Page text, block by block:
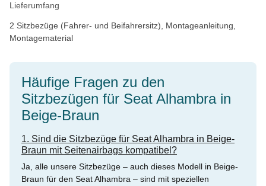
Lieferumfang
2 Sitzbezüge (Fahrer- und Beifahrersitz), Montageanleitung,
Montagematerial
Häufige Fragen zu den
Sitzbezügen für Seat Alhambra in
Beige-Braun
1. Sind die Sitzbezüge für Seat Alhambra in Beige-
Braun mit Seitenairbags kompatibel?
Ja, alle unsere Sitzbezüge – auch dieses Modell in Beige-
Braun für den Seat Alhambra – sind mit speziellen